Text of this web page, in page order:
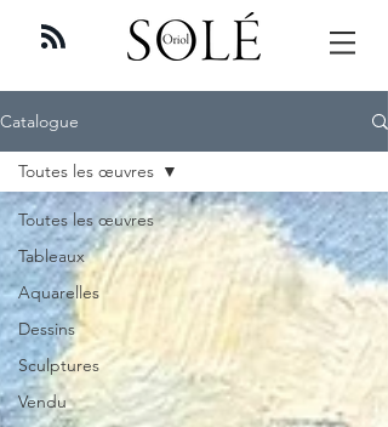
Catalogue
Toutes les œuvres
Tableaux
Aquarelles
Dessins
Sculptures
Vendu
Toutes les œuvres